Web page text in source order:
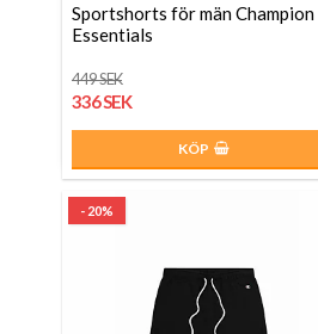
Sportshorts för män Champion
Essentials
449 SEK
336 SEK
KÖP
- 20%